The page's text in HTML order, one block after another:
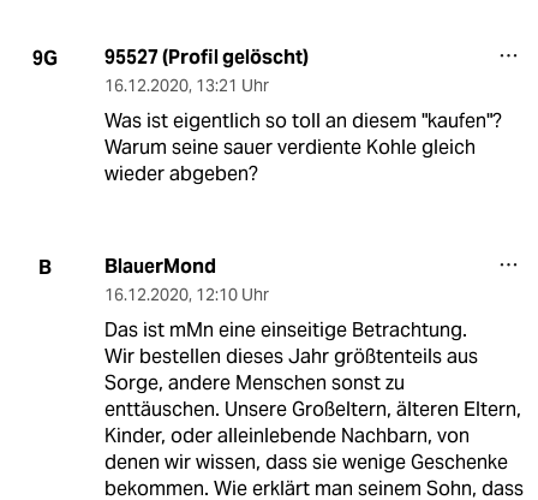
9G 95527 (Profil gelöscht)
16.12.2020, 13:21 Uhr
Was ist eigentlich so toll an diesem "kaufen"?
Warum seine sauer verdiente Kohle gleich
wieder abgeben?
B BlauerMond
16.12.2020, 12:10 Uhr
Das ist mMn eine einseitige Betrachtung.
Wir bestellen dieses Jahr größtenteils aus
Sorge, andere Menschen sonst zu
enttäuschen. Unsere Großeltern, älteren Eltern,
Kinder, oder alleinlebende Nachbarn, von
denen wir wissen, dass sie wenige Geschenke
bekommen. Wie erklärt man seinem Sohn, dass